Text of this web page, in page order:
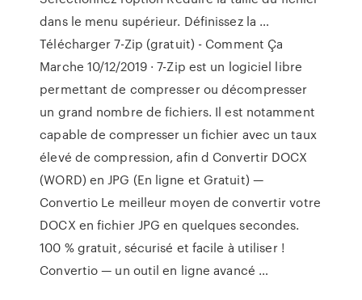
dans le menu supérieur. Définissez la …
Télécharger 7-Zip (gratuit) - Comment Ça
Marche 10/12/2019 · 7-Zip est un logiciel libre
permettant de compresser ou décompresser
un grand nombre de fichiers. Il est notamment
capable de compresser un fichier avec un taux
élevé de compression, afin d Convertir DOCX
(WORD) en JPG (En ligne et Gratuit) —
Convertio Le meilleur moyen de convertir votre
DOCX en fichier JPG en quelques secondes.
100 % gratuit, sécurisé et facile à utiliser !
Convertio — un outil en ligne avancé …